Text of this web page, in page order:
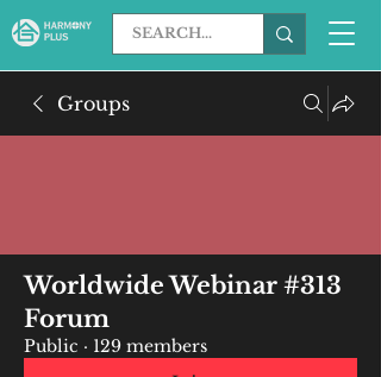
Groups
Worldwide Webinar #313
Forum
Public · 129 members